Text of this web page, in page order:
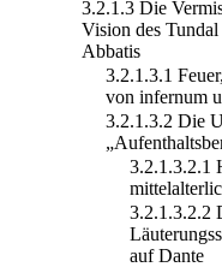
3.2.1.3 Die
Vision des
Abbatis
3.2.1.3.1
von infernum
3.2.1.3.2 Die
3.2.1.3.2.1
3.2.1.3.2.2
auf Dante